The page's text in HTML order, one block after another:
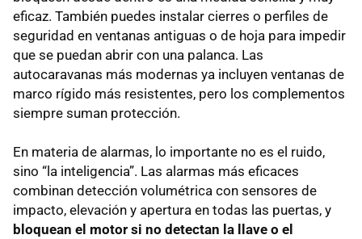
eficaz. También puedes instalar cierres o perfiles de
seguridad en ventanas antiguas o de hoja para impedir
que se puedan abrir con una palanca. Las
autocaravanas más modernas ya incluyen ventanas de
marco rígido más resistentes, pero los complementos
siempre suman protección.
En materia de alarmas, lo importante no es el ruido,
sino “la inteligencia”. Las alarmas más eficaces
combinan detección volumétrica con sensores de
impacto, elevación y apertura en todas las puertas, y
bloquean el motor si no detectan la llave o el